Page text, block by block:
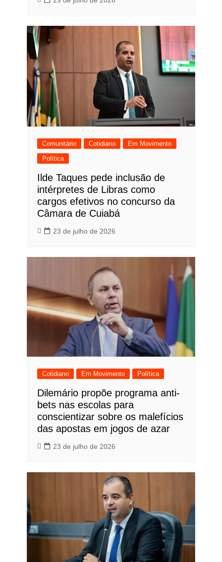
Comunitário Cotidiano
Em Movimento
Política
Ilde Taques pede inclusão de
intérpretes de Libras como
cargos efetivos no concurso da
Câmara de Cuiabá
23 de julho de 2026
Cotidiano Em Movimento Política
Dilemário propõe programa anti-
bets nas escolas para
conscientizar sobre os malefícios
das apostas em jogos de azar
23 de julho de 2026